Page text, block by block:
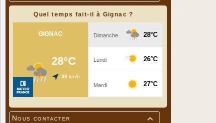
Quel temps fait-il à Gignac ?

Nous contacter